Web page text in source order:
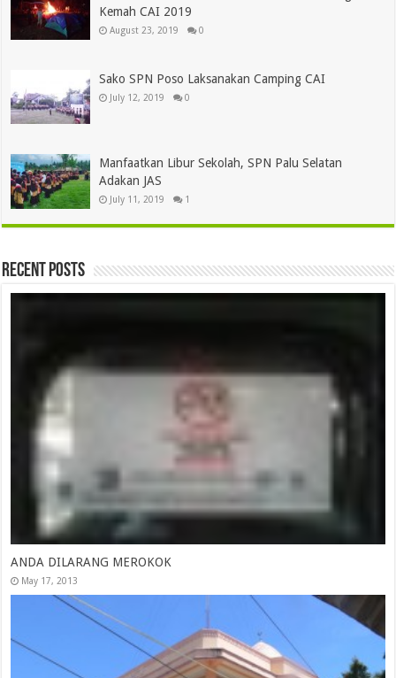
Kemah CAI 2019
August 23, 2019 0
Sako SPN Poso Laksanakan Camping CAI
July 12, 2019 0
Manfaatkan Libur Sekolah, SPN Palu Selatan
Adakan JAS
July 11, 2019 1
Recent Posts
ANDA DILARANG MEROKOK
May 17, 2013